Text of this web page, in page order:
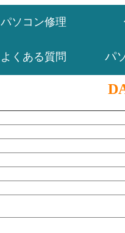
パソコン修理
よくある質問 パ